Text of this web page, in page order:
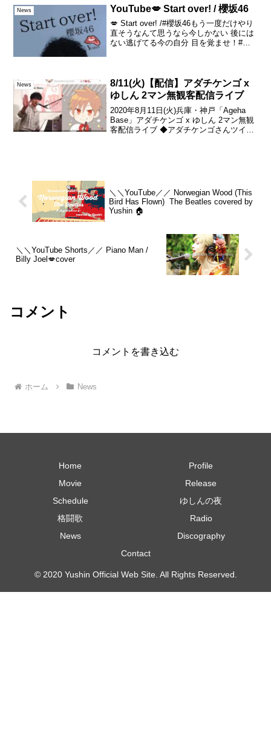
則（どんちゃん）ドラム さーさん次回
「...
News YouTube💋 Start over! / 櫻坂46
💋 Start over! /#櫻坂46もう一度だけやり
直そうなんて思うなら今しかない 後には
ない逃げてる今の自分 目を覚ませ！#欅
News
8/11(火)【配信】アダチケンゴ x
ゆしん 2マン無観客配信ライブ
2020年8月11日(火)兵庫・神戸「Ageha
Base」アダチケンゴ x ゆしん 2マン無観
客配信ライブ ◆アダチケンゴさんツイキ
＼＼YouTube／／ Norwegian Wood (This
Bird Has Flown) The Beatles covered by
Yushin 🏠
＼＼YouTube Shorts／／ Piano Man /
Billy Joel💋cover
コメント
コメントを書き込む
ホーム News
Home
Profile
Movie
Release
Schedule
ゆしんの夜
格闘歌
Radio
News
Discography
Contact
© 2020 Yushin Official Web Site. All Rights Reserved.